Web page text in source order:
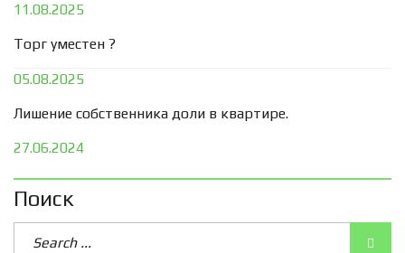
11.08.2025
Торг уместен ?
05.08.2025
Лишение собственника доли в квартире.
27.06.2024
Поиск